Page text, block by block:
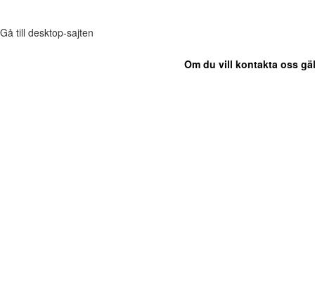
Gå till desktop-sajten
Om du vill kontakta oss